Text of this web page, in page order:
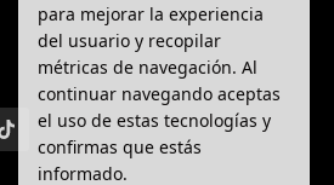
para mejorar la experiencia
del usuario y recopilar
métricas de navegación. Al
continuar navegando aceptas
el uso de estas tecnologías y
confirmas que estás
informado.